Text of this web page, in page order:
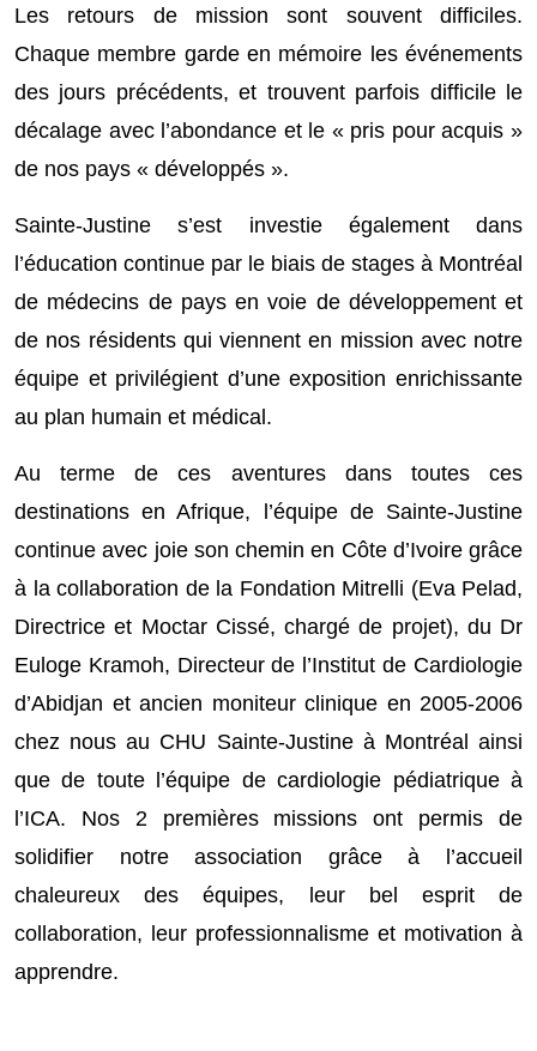
Les retours de mission sont souvent difficiles.
Chaque membre garde en mémoire les événements
des jours précédents, et trouvent parfois difficile le
décalage avec l’abondance et le « pris pour acquis »
de nos pays « développés ».
Sainte-Justine s’est investie également dans
l’éducation continue par le biais de stages à Montréal
de médecins de pays en voie de développement et
de nos résidents qui viennent en mission avec notre
équipe et privilégient d’une exposition enrichissante
au plan humain et médical.
Au terme de ces aventures dans toutes ces
destinations en Afrique, l’équipe de Sainte-Justine
continue avec joie son chemin en Côte d’Ivoire grâce
à la collaboration de la Fondation Mitrelli (Eva Pelad,
Directrice et Moctar Cissé, chargé de projet), du Dr
Euloge Kramoh, Directeur de l’Institut de Cardiologie
d’Abidjan et ancien moniteur clinique en 2005-2006
chez nous au CHU Sainte-Justine à Montréal ainsi
que de toute l’équipe de cardiologie pédiatrique à
l’ICA. Nos 2 premières missions ont permis de
solidifier notre association grâce à l’accueil
chaleureux des équipes, leur bel esprit de
collaboration, leur professionnalisme et motivation à
apprendre.